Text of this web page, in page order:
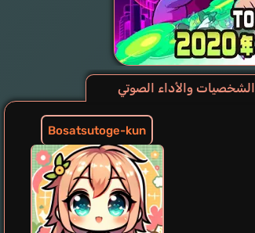
الشخصيات والأداء الصوتي
Bosatsutoge-kun